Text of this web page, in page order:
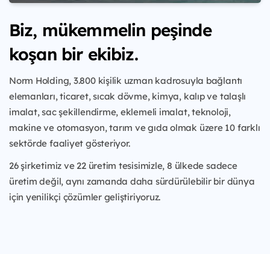
Biz, mükemmelin peşinde
koşan bir ekibiz.
Norm Holding, 3.800 kişilik uzman kadrosuyla bağlantı
elemanları, ticaret, sıcak dövme, kimya, kalıp ve talaşlı
imalat, sac şekillendirme, eklemeli imalat, teknoloji,
makine ve otomasyon, tarım ve gıda olmak üzere 10 farklı
sektörde faaliyet gösteriyor.
26 şirketimiz ve 22 üretim tesisimizle, 8 ülkede sadece
üretim değil, aynı zamanda daha sürdürülebilir bir dünya
için yenilikçi çözümler geliştiriyoruz.